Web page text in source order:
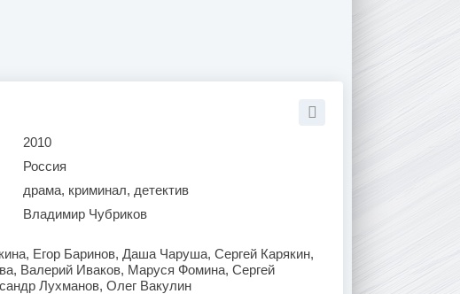
2010
Россия
драма, криминал, детектив
Владимир Чубриков
Егор Баринов, Даша Чаруша, Сергей Карякин,
Валерий Иваков, Маруся Фомина, Сергей
Лухманов, Олег Вакулин